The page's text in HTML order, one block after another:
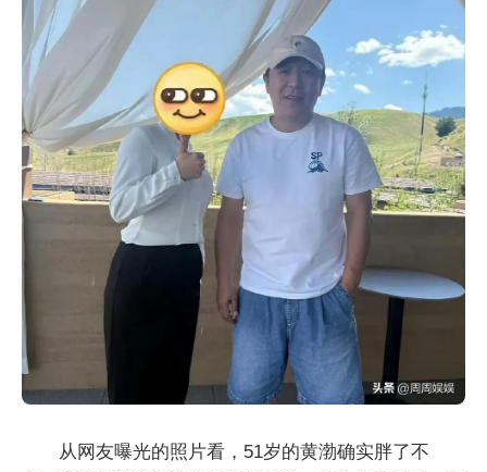
从网友曝光的照片看，51岁的黄渤确实胖了不